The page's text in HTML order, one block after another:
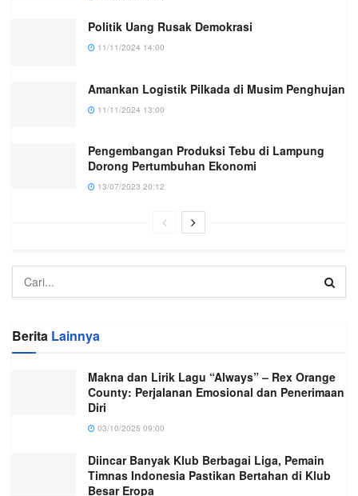
Politik Uang Rusak Demokrasi
11/11/2024 14:00
Amankan Logistik Pilkada di Musim Penghujan
11/11/2024 13:00
Pengembangan Produksi Tebu di Lampung
Dorong Pertumbuhan Ekonomi
13/07/2023 20:12
Berita Lainnya
Makna dan Lirik Lagu “Always” – Rex Orange
County: Perjalanan Emosional dan Penerimaan
Diri
03/10/2025 09:00
Diincar Banyak Klub Berbagai Liga, Pemain
Timnas Indonesia Pastikan Bertahan di Klub
Besar Eropa